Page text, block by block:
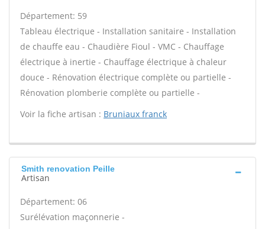
Département: 59
Tableau électrique - Installation sanitaire - Installation
de chauffe eau - Chaudière Fioul - VMC - Chauffage
électrique à inertie - Chauffage électrique à chaleur
douce - Rénovation électrique complète ou partielle -
Rénovation plomberie complète ou partielle -
Voir la fiche artisan : Bruniaux franck
Smith renovation Peille
Artisan
Département: 06
Surélévation maçonnerie -